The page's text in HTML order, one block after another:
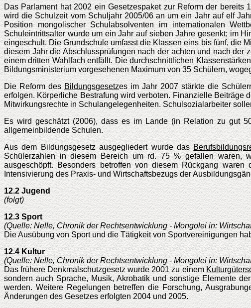
Das Parlament hat 2002 ein Gesetzespaket zur Reform der
wird die Schulzeit vom Schuljahr 2005/06 an um ein Jahr auf elf
Position mongolischer Schulabsolventen im internationalen
Schuleintrittsalter wurde um ein Jahr auf sieben Jahre gesenkt; im
eingeschult. Die Grundschule umfasst die Klassen eins bis fünf, die
diesem Jahr die Abschlussprüfungen nach der achten und nach
einem dritten Wahlfach entfällt. Die durchschnittlichen
Bildungsministerium vorgesehenen Maximum von 35 Schülern,
Die Reform desBildungsgesetzes im Jahr 2007 stärkte die
erfolgen. Körperliche Bestrafung wird verboten. Finanzielle Beiträge
Mitwirkungsrechte in Schulangelegenheiten. Schulsozialarbeiter
Es wird geschätzt (2006), dass es im Lande (in Relation zu gut
allgemeinbildende Schulen.
Aus dem Bildungsgesetz ausgegliedert wurde das
Schülerzahlen in diesem Bereich um rd. 75 % gefallen waren,
ausgeschöpft. Besonders betroffen von diesem Rückgang
Intensivierung des Praxis- und Wirtschaftsbezugs der
12.2 Jugend
(folgt)
12.3 Sport
(Quelle: Nelle, Chronik der Rechtsentwicklung - Mongolei in:
Die Ausübung von Sport und die Tätigkeit von Sportvereinigungen
12.4 Kultur
(Quelle: Nelle, Chronik der Rechtsentwicklung - Mongolei in:
Das frühere Denkmalschutzgesetz wurde 2001 zu einem
sondern auch Sprache, Musik, Akrobatik und sonstige Elemente
werden. Weitere Regelungen betreffen die Forschung,
Änderungen des Gesetzes erfolgten 2004 und 2005.